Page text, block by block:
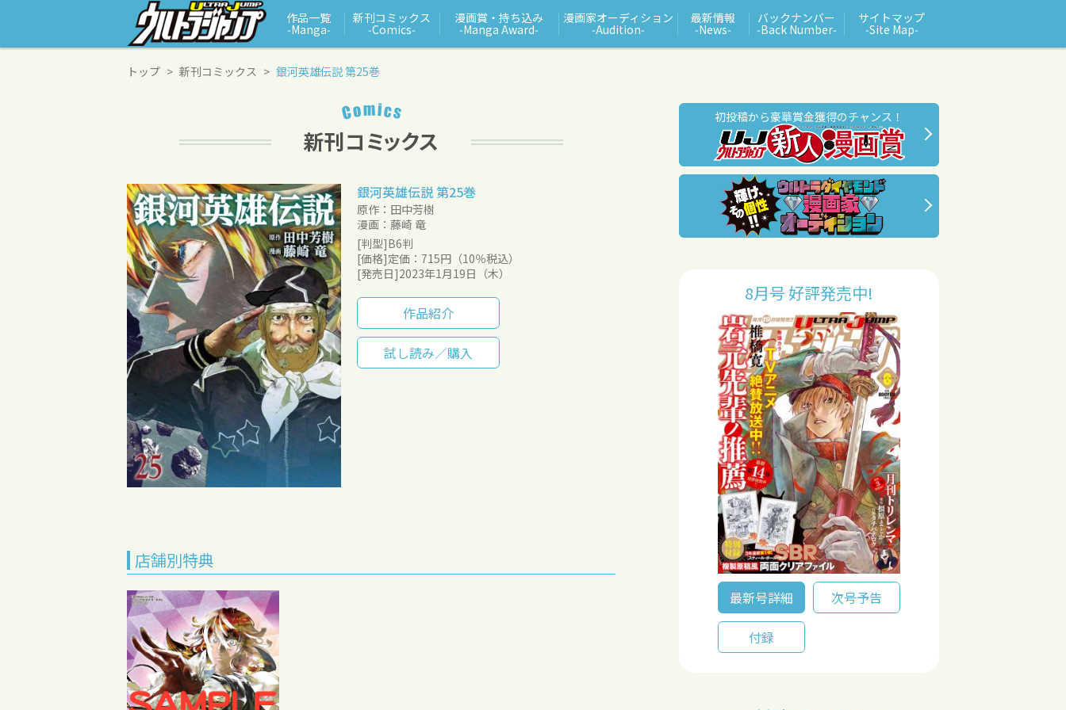
作品一覧
‑Manga‑
新刊コミックス
‑Comics‑
漫画賞・持ち込み
‑Manga Award‑
漫画家オーディション
‑Audition‑
最新情報
‑News‑
バックナンバー
‑Back Number‑
サイトマップ
‑Site Map‑
トップ 新刊コミックス 銀河英雄伝説 第25巻
銀河英雄伝説 第25巻
原作：田中芳樹
漫画：藤崎 竜
[判型]B6判
[価格]定価：715円（10％税込）
[発売日]2023年1月19日（木）
作品紹介
試し読み／購入
店舗別特典
初投稿から豪華賞金獲得のチャンス！
8月号 好評発売中!
最新号詳細 次号予告
付録